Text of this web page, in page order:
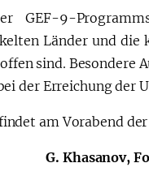
GEF-9-
Länder und die
sind. Besondere
der Erreichung der
am Vorabend
G. Khasanov,